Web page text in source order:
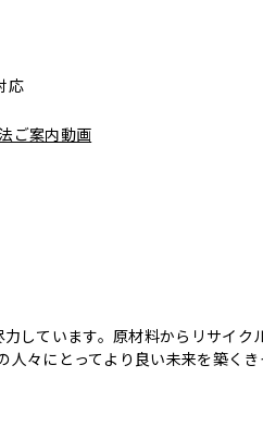
応
ご案内動画
しています。原材料からリサイ
々にとってより良い未来を築くき